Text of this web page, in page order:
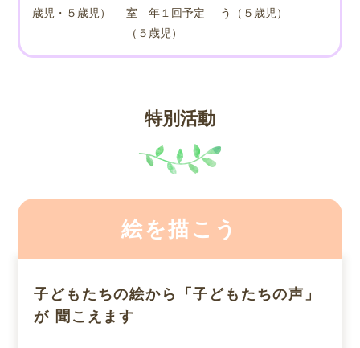
歳児・５歳児）
室 年１回予定
（５歳児）
う（５歳児）
特別活動
絵を描こう
子どもたちの絵から「子どもたちの声」
が 聞こえます